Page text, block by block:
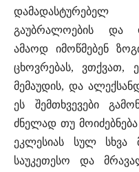
დამადასტურებელ
გაუბრალოების და
ამაოდ იმოწმებენ
ცხოვრებას, ვთქვათ,
მემაუდის, და
ეს შემთხვევები
ძნელად თუ
ეკლესიას სულ სხვა
საუკეთესო და